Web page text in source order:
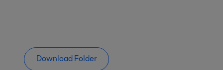
Download Folder